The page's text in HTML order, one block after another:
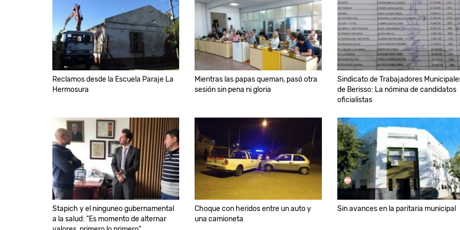
Reclamos desde la Escuela Paraje La
Hermosura
Mientras las papas queman, pasó otra
sesión sin pena ni gloria
Sindicato de Trabajadores
de Berisso: La nómina de candidatos
oficialistas
Stapich y el ninguneo gubernamental
a la salud: "Es momento de alternar
Choque con heridos entre un auto y
una camioneta
Sin avances en la paritaria municipal